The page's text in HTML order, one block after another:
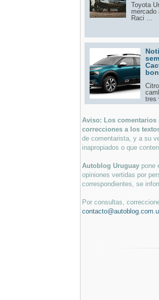
Toyota
mercado
Raci ...
tres
Aviso: Los
correcciones a los
de comentarista, y a su
inapropiados o que
Autoblog Uruguay pone
opiniones vertidas por
correspondientes, se
Por consultas,